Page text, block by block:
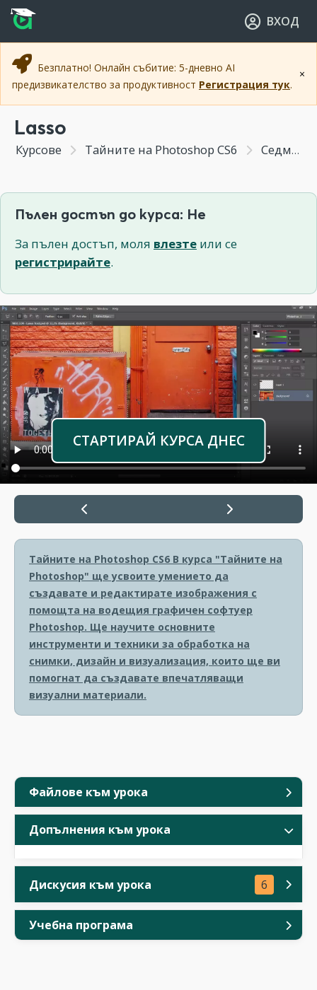
Прескочи към основното съдържание
Прескочи към навигацията
ВХОД
×
Безплатно! Онлайн събитие: 5-дневно AI
предизвикателство за продуктивност Регистрация тук.
Файлове към урока
Допълнения към урока
Дискусия към урока 6
Учебна програма
Lasso
Курсове Тайните на Photoshop CS6 Седмица 2 - Основни инструменти
Пълен достъп до курса: Не
За пълен достъп, моля влезте или се
регистрирайте.
СТАРТИРАЙ КУРСА ДНЕС
Тайните на Photoshop CS6 В курса "Тайните на
Photoshop" ще усвоите умението да
създавате и редактирате изображения с
помощта на водещия графичен софтуер
Photoshop. Ще научите основните
инструменти и техники за обработка на
снимки, дизайн и визуализация, които ще ви
помогнат да създавате впечатляващи
визуални материали.